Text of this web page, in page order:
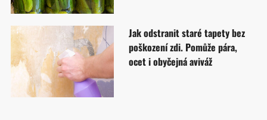
Jak odstranit staré tapety bez
poškození zdi. Pomůže pára,
ocet i obyčejná aviváž